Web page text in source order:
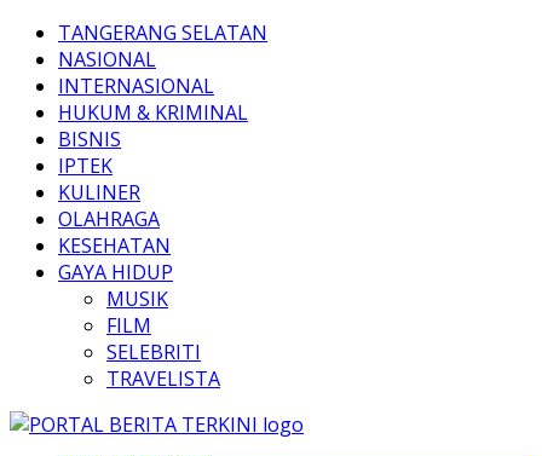
TANGERANG SELATAN
NASIONAL
INTERNASIONAL
HUKUM & KRIMINAL
BISNIS
IPTEK
KULINER
OLAHRAGA
KESEHATAN
GAYA HIDUP
MUSIK
FILM
SELEBRITI
TRAVELISTA